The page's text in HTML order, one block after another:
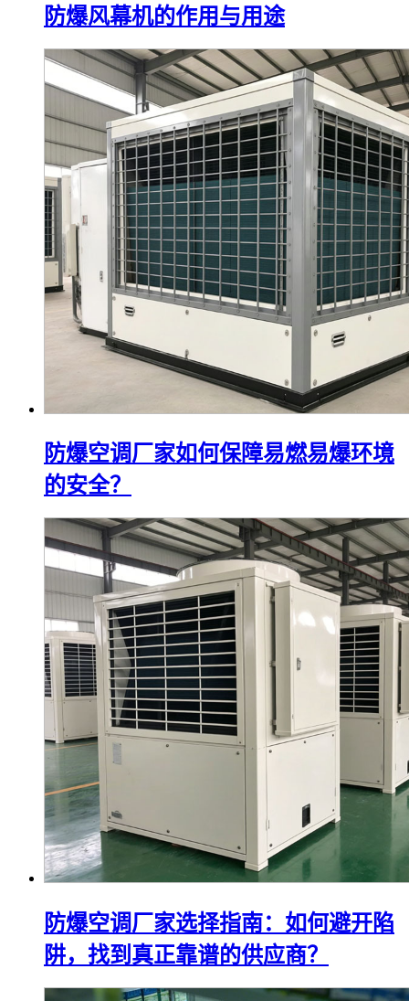
防爆风幕机的作用与用途
防爆空调厂家如何保障易燃易爆环境
的安全？
防爆空调厂家选择指南：如何避开陷
阱，找到真正靠谱的供应商？